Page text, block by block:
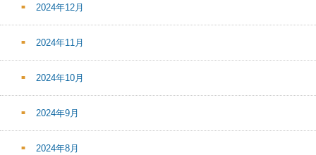
2024年12月
2024年11月
2024年10月
2024年9月
2024年8月